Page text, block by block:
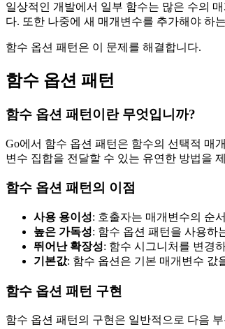
일상적인 개발에서 일부 함수는 많은 수의
다. 또한 나중에 새 매개변수를 추가해야 하
함수 옵션 패턴은 이 문제를 해결합니다.
함수 옵션 패턴
함수 옵션 패턴이란 무엇입니까?
Go에서 함수 옵션 패턴은 함수의 선택적 매
변수 집합을 전달할 수 있는 유연한 방법을
함수 옵션 패턴의 이점
사용 용이성: 호출자는 매개변수의 순
높은 가독성: 함수 옵션 패턴을 사용하
뛰어난 확장성: 함수 시그니처를 변경
기본값: 함수 옵션은 기본 매개변수 값
함수 옵션 패턴 구현
함수 옵션 패턴의 구현은 일반적으로 다음